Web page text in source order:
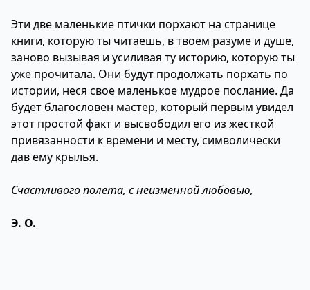
Эти две маленькие птички порхают на странице
книги, которую ты читаешь, в твоем разуме и душе,
заново вызывая и усиливая ту историю, которую ты
уже прочитала. Они будут продолжать порхать по
истории, неся свое маленькое мудрое послание. Да
будет благословен мастер, который первым увидел
этот простой факт и высвободил его из жесткой
привязанности к времени и месту, символически
дав ему крылья.
Счастливого полета, с неизменной любовью,
Э. О.